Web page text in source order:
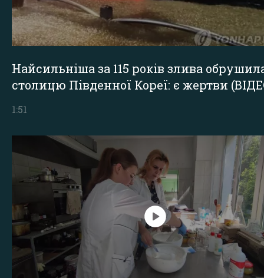
Найсильніша за 115 років злива
столицю Південної Кореї: є жертви
1:51